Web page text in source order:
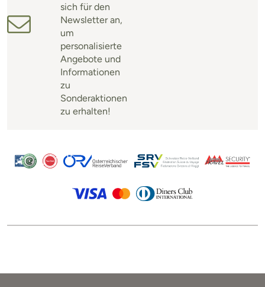
sich für den
Newsletter an,
um
personalisierte
Angebote und
Informationen
zu
Sonderaktionen
zu erhalten!